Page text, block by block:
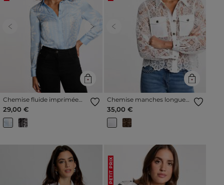
Previous Next
Chemise fluide imprimée
bleu ciel femme
29,00 €
Previous Next
Chemise manches longues
blanc femme
35,00 €
PETIT PRIX